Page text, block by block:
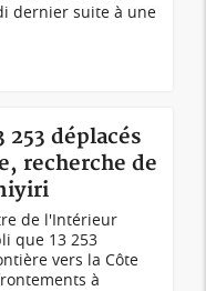
dernier suite à une
253 déplacés
recherche de
de l'Intérieur
que 13 253
vers la Côte
à